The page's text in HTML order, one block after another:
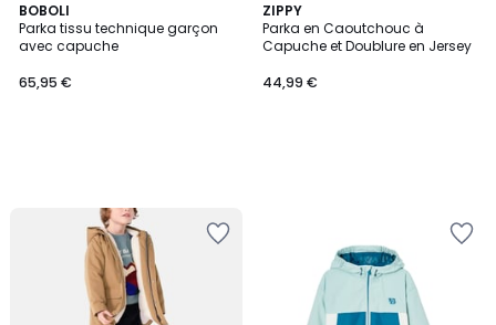
BOBOLI
Parka tissu technique garçon
avec capuche
65,95 €
ZIPPY
Parka en Caoutchouc à
Capuche et Doublure en Jersey
44,99 €